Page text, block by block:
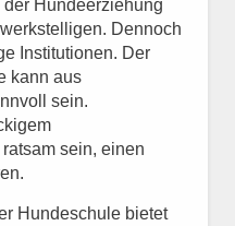
Hundeerziehung
Dennoch
Institutionen. Der
kann aus
sein.
sein, einen
Hundeschule bietet